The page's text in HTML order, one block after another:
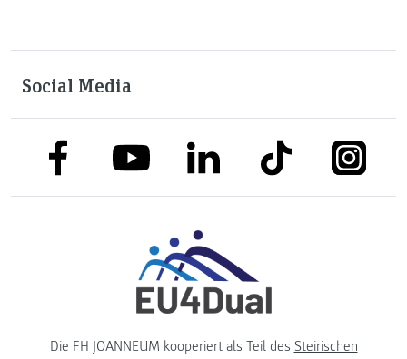
Social Media
link to facebooklink to youtubelink to linkedinlink to tiktok link to
Die FH JOANNEUM kooperiert als Teil des Steirischen